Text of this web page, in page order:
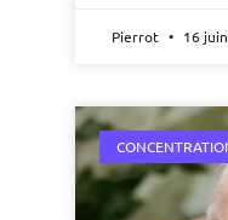
Pierrot 16